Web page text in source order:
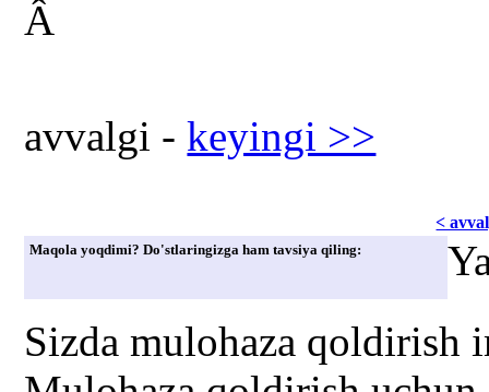
Â
avvаlgi -kеyingi >>
<
Maqola yoqdimi? Do'stlaringizga ham tavsiya qiling:
Sizda mulohaza qoldirish